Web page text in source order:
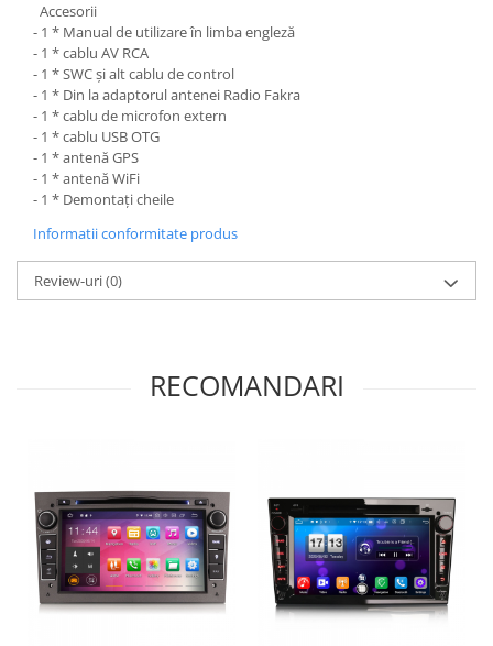
Accesorii
- 1 * Manual de utilizare în limba engleză
- 1 * cablu AV RCA
- 1 * SWC și alt cablu de control
- 1 * Din la adaptorul antenei Radio Fakra
- 1 * cablu de microfon extern
- 1 * cablu USB OTG
- 1 * antenă GPS
- 1 * antenă WiFi
- 1 * Demontați cheile
Informatii conformitate produs
Review-uri(0)
RECOMANDARI